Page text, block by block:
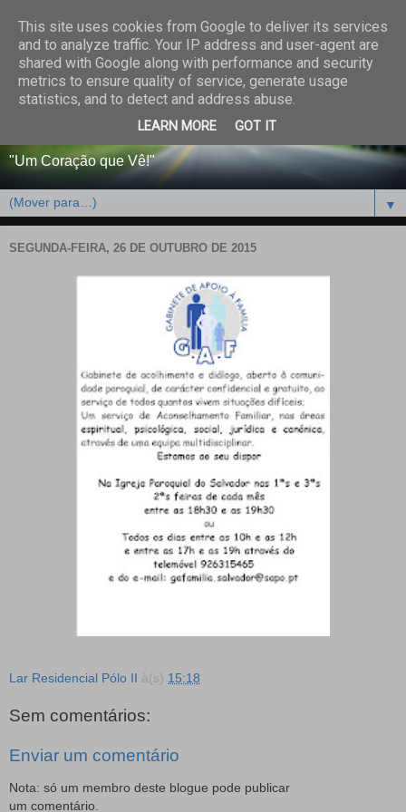
CENTRO PAROQUIAL E
SOCIAL DO SALVADOR
DE BEJA
"Um Coração que Vê!"
▼
SEGUNDA-FEIRA, 26 DE OUTUBRO DE 2015
Lar Residencial Pólo II à(s) 15:18
Sem comentários:
Enviar um comentário
Nota: só um membro deste blogue pode publicar
um comentário.
This site uses cookies from Google to deliver its services
and to analyze traffic. Your IP address and user-agent are
shared with Google along with performance and security
metrics to ensure quality of service, generate usage
statistics, and to detect and address abuse.
LEARN MORE GOT IT